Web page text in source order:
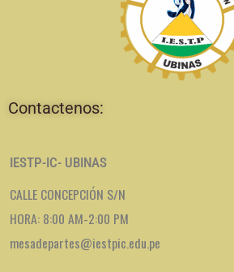
Contactenos:
IESTP-IC- UBINAS
CALLE CONCEPCIÓN S/N
HORA: 8:00 AM-2:00 PM
mesadepartes@iestpic.edu.pe